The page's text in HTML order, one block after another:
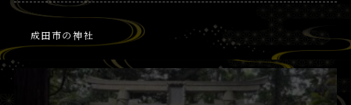
成田市の神社